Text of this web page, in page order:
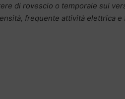
di rovescio o temporale sui
frequente attività elettrica e